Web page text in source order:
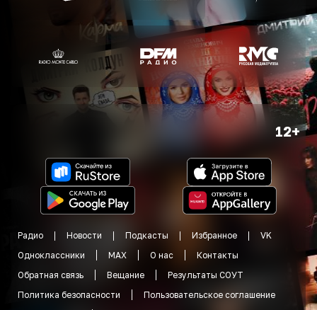
12+
Радио Новости Подкасты Избранное
VK
Одноклассники
MAX О нас
Контакты
Обратная связь
Вещание
Результаты СОУТ
Политика безопасности
Пользовательское соглашение